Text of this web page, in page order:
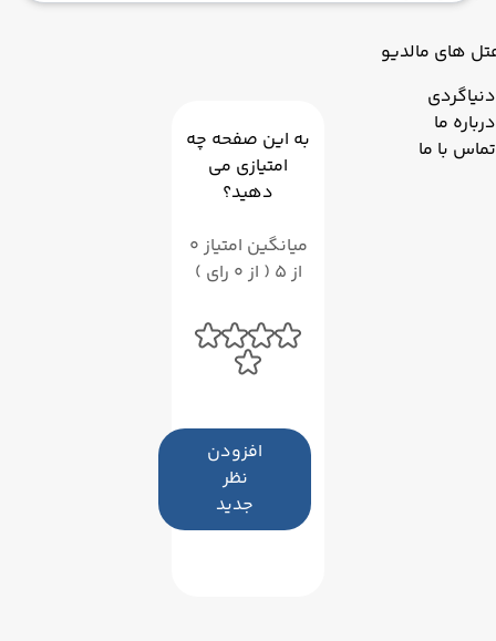
های مالدیو
دنیاگردی
درباره ما
تماس با ما
از این کلیسا، شما می‌توانید تجربه‌ای بی‌نظیر از تاریخ و
سنت پترزبورگ قرار دارد، شما می‌توانید از دیگر جاذبه‌های
گردشگری این شهر نیز بازدید کنید. همچنین با انتخاب تور
مناسب سفر خود را به این شهر تاریخی به یک تجربه بی‌نظیر
تبدیل کنید.
به این صفحه چه
امتیازی می
دهید؟
میانگین امتیاز 0
از 5 ( از 0 رای )
افزودن
نظر
جدید